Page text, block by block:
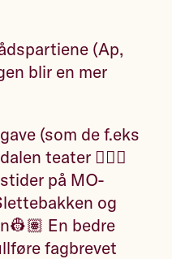
(Ap,
blir en mer
(som de f.eks
teater 🧑🏼‍⚕️
på MO-
og
En bedre
fagbrevet